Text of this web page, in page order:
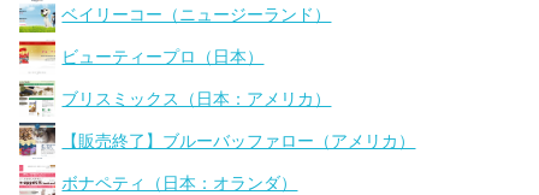
ベイリーコー（ニュージーランド）
ビューティープロ（日本）
ブリスミックス（日本：アメリカ）
【販売終了】ブルーバッファロー（アメリカ）
ボナペティ（日本：オランダ）